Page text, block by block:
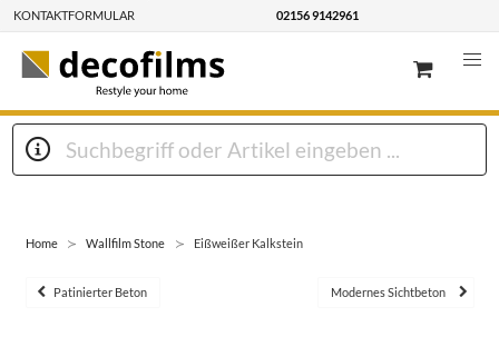
KONTAKTFORMULAR 02156 9142961
Home Wallfilm Stone Eißweißer Kalkstein
Patinierter Beton Modernes Sichtbeton